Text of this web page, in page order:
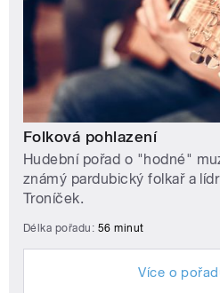
Folková pohlazení
Hudební pořad o "hodné"
známý pardubický folkař a
Troníček.
Délka pořadu: 56 minut
Více o